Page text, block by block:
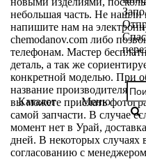
Каталог Меню
небольшая часть. Не нашли
напишите нам на
chemodanov.com либо
телефонам. Мастер
деталь, а так же
конкретной моделью. При
название производителя и
вы можете прислать
самой запчасти. В случае
момент нет в Урай,
дней. В некоторых случаях
согласованию с